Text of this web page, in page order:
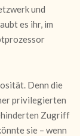
und
es ihr, im
Denn die
privilegierten
Zugriff
sie – wenn